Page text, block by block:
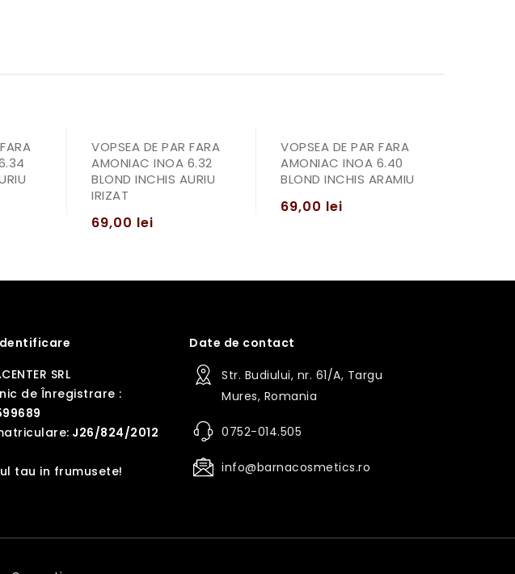
VOPSEA DE PAR FARA
AMONIAC INOA 6.32
BLOND INCHIS AURIU
IRIZAT
69,00 lei
VOPSEA DE PAR FARA
AMONIAC INOA 6.40
BLOND INCHIS ARAMIU
69,00 lei
SRL
de Înregistrare :
J26/824/2012
tau in frumusete!
Date de contact
Str. Budiului, nr. 61/A, Targu
Mures, Romania
0752-014.505
info@barnacosmetics.ro